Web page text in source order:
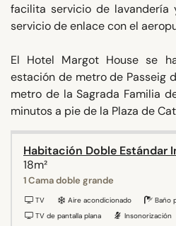
facilita servicio de
servicio de enlace con el
El Hotel Margot House se
estación de metro de Passeig
metro de la Sagrada Familia
minutos a pie de la Plaza de
Habitación Doble Estándar
18m²
1 Cama doble grande
TV Aire acondicionado
Baño
TV de pantalla plana
Insonorización